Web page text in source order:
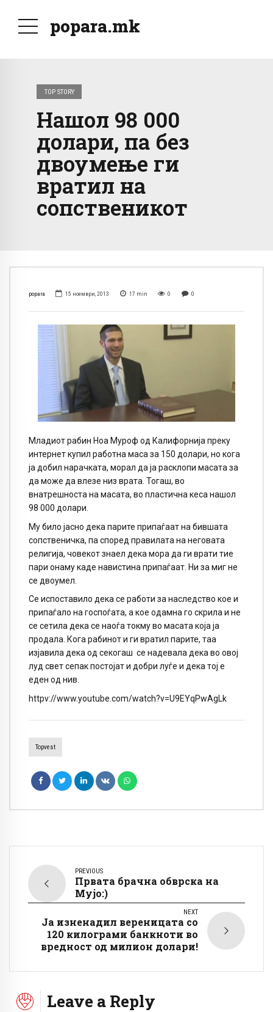
popara.mk
TOP STORY
Нашол 98 000
долари, па без
двоумење ги
вратил на
сопственикот
popara 15 ноември, 2013 17 min 0 0
Младиот рабин Ноа Муроф од Калифорнија преку
интернет купил работна маса за 150 долари, но кога
ја добил нарачката, морал да ја расклопи масата за
да може да влезе низ врата. Тогаш, во
внатрешноста на масата, во пластична кеса нашол
98 000 долари.
Му било јасно дека парите припаѓаат на бившата
сопственичка, па според правилата на неговата
религија, човекот знаел дека мора да ги врати тие
пари онаму каде навистина припаѓаат. Ни за миг не
се двоумел.
Се испоставило дека се работи за наследство кое и
припаѓало на госпоѓата, а кое одамна го скрила и не
се сетила дека се наоѓа токму во масата која ја
продала. Кога рабинот и ги вратил парите, таа
изјавила дека од секогаш се надевала дека во овој
луд свет сепак постојат и добри луѓе и дека тој е
еден од нив.
httpv://www.youtube.com/watch?v=U9EYqPwAgLk
Topvest
PREVIOUS
Првата брачна обврска на
Мујо:)
NEXT
Ја изненадил вереницата со
120 килограми банкноти во
вредност од милион долари!
Leave a Reply